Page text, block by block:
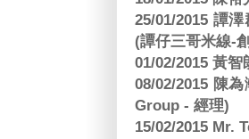
25/01/2015 譚
(譚仔三哥米線-
01/02/2015 黃
08/02/2015 陳
Group - 經理)
15/02/2015 Mr.